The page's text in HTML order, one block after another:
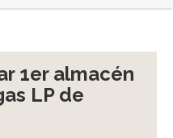
1er almacén
LP de